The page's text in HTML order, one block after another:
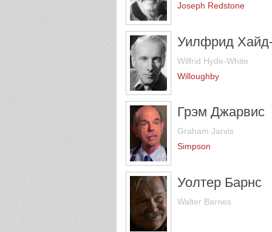
Joseph Redstone
Уилфрид
Wilfrid Hyde-White
Willoughby
Грэм Джарвис
Graham Jarvis
Simpson
Уолтер Барнс
Walter Barnes